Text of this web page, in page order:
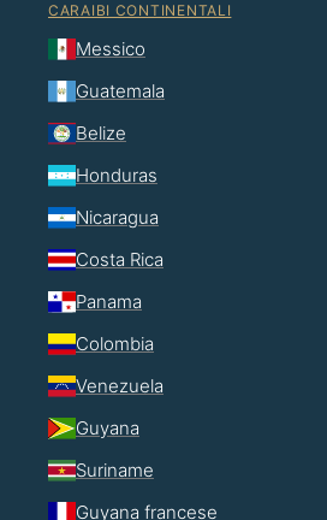
CARAIBI CONTINENTALI
Messico
Guatemala
Belize
Honduras
Nicaragua
Costa Rica
Panama
Colombia
Venezuela
Guyana
Suriname
Guyana francese